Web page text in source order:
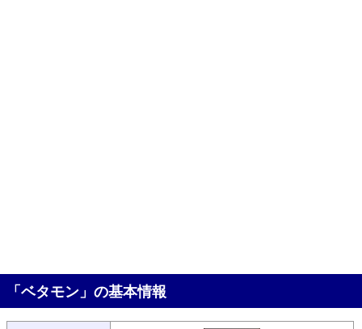
「ベタモン」の基本情報